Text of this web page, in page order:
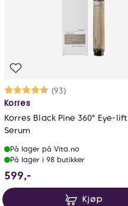
Karakter:
(93)
4.5 av 5 mulige
Korres
Korres Black Pine 360° Eye-
Serum
På lager på Vita.no
På lager i 98 butikker
599,-
Kjøp